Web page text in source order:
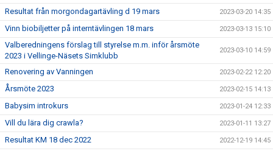
Resultat från morgondagartävling d 19 mars 2023-03-20 14:35
Vinn biobiljetter på interntävlingen 18 mars 2023-03-13 15:10
Valberedningens förslag till styrelse m.m. inför årsmöte
2023 i Vellinge-Näsets Simklubb
2023-03-10 14:59
Renovering av Vanningen 2023-02-22 12:20
Årsmöte 2023 2023-02-15 14:13
Babysim introkurs 2023-01-24 12:33
Vill du lära dig crawla? 2023-01-11 13:27
Resultat KM 18 dec 2022 2022-12-19 14:45